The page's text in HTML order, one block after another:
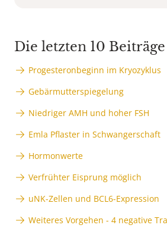
Die letzten 10 Beiträge
Progesteronbeginn im Kryozyklus
Gebärmutterspiegelung
Niedriger AMH und hoher FSH
Emla Pflaster in Schwangerschaft
Hormonwerte
Verfrühter Eisprung möglich
uNK-Zellen und BCL6-Expression
Weiteres Vorgehen - 4 negative